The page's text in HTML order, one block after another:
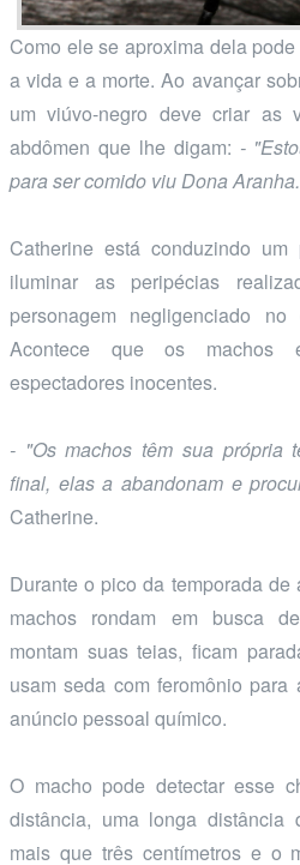
Como ele se aproxima dela
a vida e a morte. Ao avançar
um viúvo-negro deve criar as
abdômen que lhe digam: -
para ser comido viu Dona
Catherine está conduzindo
iluminar as peripécias
personagem negligenciado
Acontece que os machos
espectadores inocentes.
- "Os machos têm sua própria
final, elas a abandonam e
Catherine.
Durante o pico da temporada de
machos rondam em busca
montam suas teias, ficam
usam seda com feromônio
anúncio pessoal químico.
O macho pode detectar esse
distância, uma longa distância
mais que três centímetros e o